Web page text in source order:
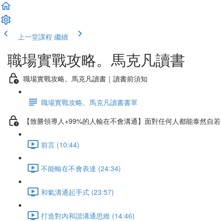
上一堂課程 繼續
職場實戰攻略。馬克凡讀書
職場實戰攻略。馬克凡讀書｜讀書前須知
職場實戰攻略。馬克凡讀書書單
【致勝領導人+99%的人輸在不會溝通】面對任何人都能泰然自
前言 (10:44)
不能輸在不會表達 (24:34)
和氣溝通起手式 (23:57)
打造對內和諧溝通思維 (14:46)